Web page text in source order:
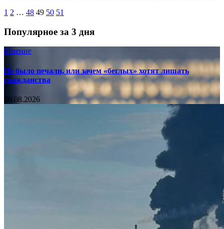
1 2 … 48 49 50 51
Популярное за 3 дня
Мнение
Не было печали, или зачем «беглых» хотят лишать
гражданства
06.08.2026